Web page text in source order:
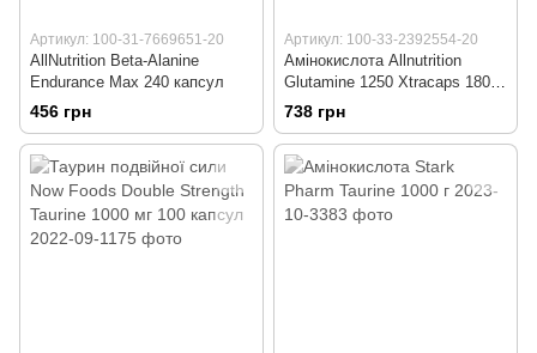
Артикул: 100-31-7669651-20
AllNutrition Beta-Alanine
Endurance Max 240 капсул
456 грн
Артикул: 100-33-2392554-20
Амінокислота Allnutrition
Glutamine 1250 Xtracaps 180
капсул
738 грн